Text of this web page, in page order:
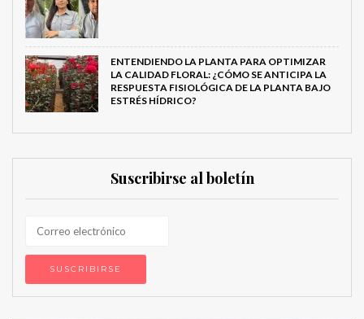
ENTENDIENDO LA PLANTA PARA OPTIMIZAR
LA CALIDAD FLORAL: ¿CÓMO SE ANTICIPA LA
RESPUESTA FISIOLÓGICA DE LA PLANTA BAJO
ESTRÉS HÍDRICO?
Suscribirse al boletín